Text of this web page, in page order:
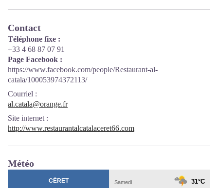
Contact
Téléphone fixe :
+33 4 68 87 07 91
Page Facebook :
https://www.facebook.com/people/Restaurant-al-
catala/100053974372113/
Courriel :
al.catala@orange.fr
Site internet:
http://www.restaurantalcatalaceret66.com
Météo